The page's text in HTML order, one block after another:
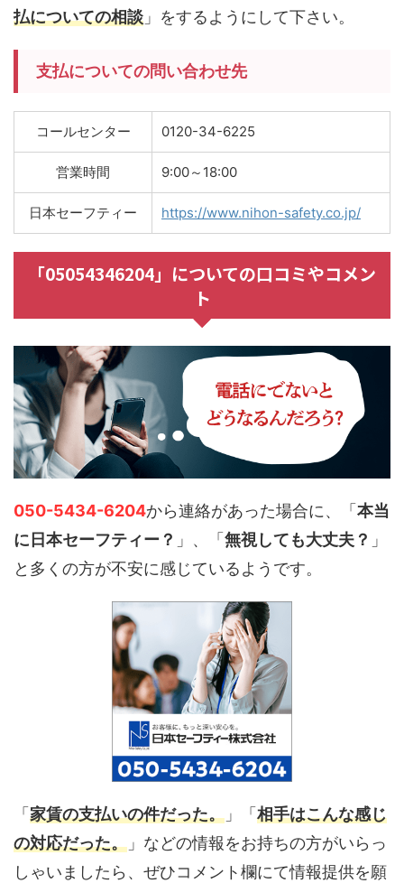
払についての相談 」をするようにして下さい。
支払についての問い合わせ先
コールセンター 0120-34-6225
営業時間 9:00～18:00
日本セーフティー https://www.nihon-safety.co.jp/
「05054346204」についての口コミやコメン
ト
050-5434-6204から連絡があった場合に、「 本当
に日本セーフティー？ 」、「 無視しても大丈夫？ 」
と多くの方が不安に感じているようです。
「 家賃の支払いの件だった。 」「 相手はこんな感じ
の対応だった。 」などの情報をお持ちの方がいらっ
しゃいましたら、ぜひコメント欄にて情報提供を願